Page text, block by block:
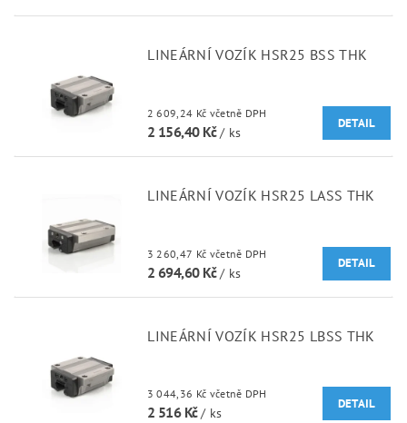
LINEÁRNÍ VOZÍK HSR25 BSS THK
2 609,24 Kč včetně DPH
2 156,40 Kč/ ks
DETAIL
LINEÁRNÍ VOZÍK HSR25 LASS THK
3 260,47 Kč včetně DPH
2 694,60 Kč/ ks
DETAIL
LINEÁRNÍ VOZÍK HSR25 LBSS THK
3 044,36 Kč včetně DPH
2 516 Kč/ ks
DETAIL